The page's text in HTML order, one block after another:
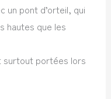
un pont d’orteil, qui
hautes que les
surtout portées lors